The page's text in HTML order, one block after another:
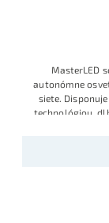
MasterLED
autonómne
siete.
technológiou,